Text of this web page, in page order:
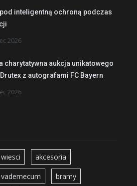
inteligentną ochroną podczas
2026
charytatywna aukcja unikatowego
z autografami FC Bayern
2026
wiesci akcesoria
vademecum bramy